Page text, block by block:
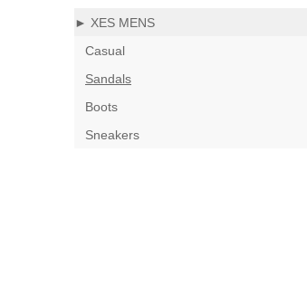
► XES MENS
Casual
Sandals
Boots
Sneakers